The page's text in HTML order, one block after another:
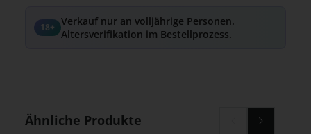
18+ Verkauf nur an volljährige Personen.
Altersverifikation im Bestellprozess.
Produktgalerie überspringen
Ähnliche Produkte